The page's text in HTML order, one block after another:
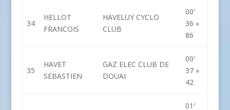
34
HELLOT
FRANCOIS
HAVELUY CYCLO
CLUB
00′
36 »
86
35
HAVET
SEBASTIEN
GAZ ELEC CLUB DE
DOUAI
00′
37 »
42
01′